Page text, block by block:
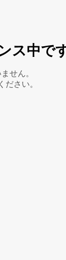
ス中で
せん。
ださい。